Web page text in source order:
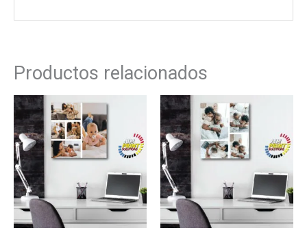
r
n
a
t
e
:
Productos relacionados